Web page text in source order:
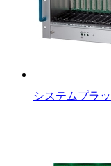
システムプラ